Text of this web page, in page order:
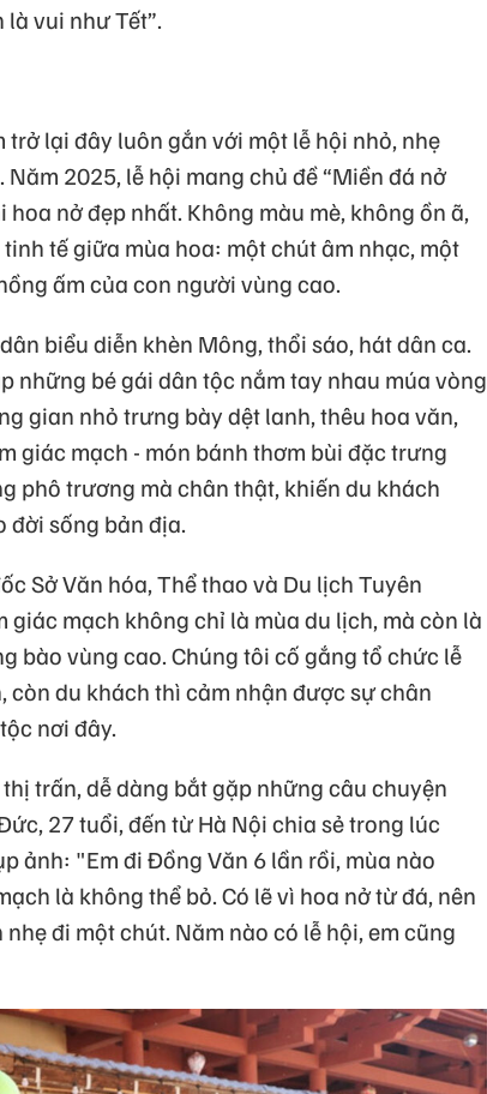
vui như Tết”.
lại đây luôn gắn với một lễ hội nhỏ, nhẹ
2025, lễ hội mang chủ đề “Miền đá nở
nở đẹp nhất. Không màu mè, không ồn ã,
tế giữa mùa hoa: một chút âm nhạc, một
ấm của con người vùng cao.
biểu diễn khèn Mông, thổi sáo, hát dân ca.
những bé gái dân tộc nắm tay nhau múa vòng
gian nhỏ trưng bày dệt lanh, thêu hoa văn,
giác mạch - món bánh thơm bùi đặc trưng
phô trương mà chân thật, khiến du khách
đời sống bản địa.
Sở Văn hóa, Thể thao và Du lịch Tuyên
mạch không chỉ là mùa du lịch, mà còn là
bào vùng cao. Chúng tôi cố gắng tổ chức lễ
còn du khách thì cảm nhận được sự chân
nơi đây.
trấn, dễ dàng bắt gặp những câu chuyện
27 tuổi, đến từ Hà Nội chia sẻ trong lúc
ảnh: "Em đi Đồng Văn 6 lần rồi, mùa nào
là không thể bỏ. Có lẽ vì hoa nở từ đá, nên
đi một chút. Năm nào có lễ hội, em cũng